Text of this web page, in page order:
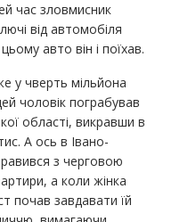
час зловмисник
від автомобіля
авто він і поїхав.
у чверть мільйона
чоловік пограбував
області, викравши в
А ось в Івано-
з черговою
а коли жінка
почав завдавати їй